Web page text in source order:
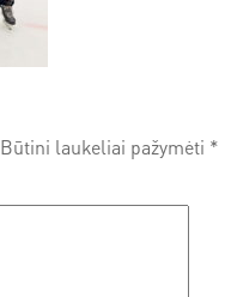
Būtini laukeliai pažymėti *